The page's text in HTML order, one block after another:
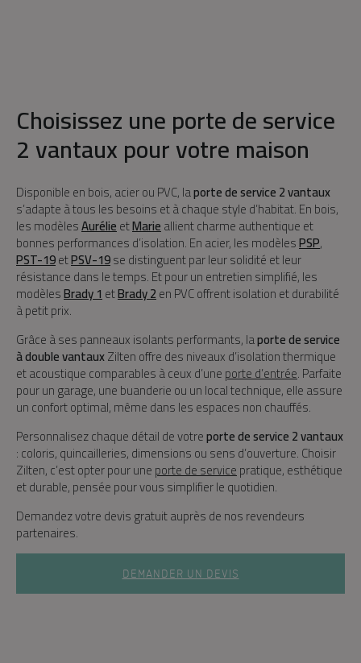
Choisissez une porte de service
2 vantaux pour votre maison
Disponible en bois, acier ou PVC, laporte de service 2 vantaux
s’adapte à tous les besoins et à chaque style d’habitat. En bois,
les modèlesAurélieetMarieallient charme authentique et
bonnes performances d’isolation. En acier, les modèlesPSP,
PST-19etPSV-19se distinguent par leur solidité et leur
résistance dans le temps. Et pour un entretien simplifié, les
modèlesBrady 1etBrady 2en PVC offrent isolation et durabilité
à petit prix.
Grâce à ses panneaux isolants performants, laporte de service
à double vantauxZilten offre des niveaux d’isolation thermique
et acoustique comparables à ceux d’uneporte d’entrée. Parfaite
pour un garage, une buanderie ou un local technique, elle assure
un confort optimal, même dans les espaces non chauffés.
Personnalisez chaque détail de votreporte de service 2 vantaux
: coloris, quincailleries, dimensions ou sens d’ouverture. Choisir
Zilten, c’est opter pour uneporte de servicepratique, esthétique
et durable, pensée pour vous simplifier le quotidien.
Demandez votre devis gratuit auprès de nos revendeurs
partenaires.
DEMANDER UN DEVIS